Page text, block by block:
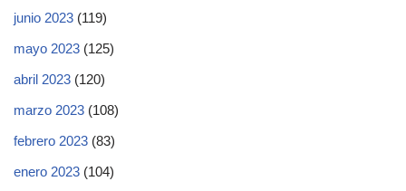
junio 2023 (119)
mayo 2023 (125)
abril 2023 (120)
marzo 2023 (108)
febrero 2023 (83)
enero 2023 (104)